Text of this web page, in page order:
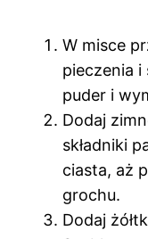
W misce
pieczenia i
puder i
Dodaj
składniki
ciasta, aż
grochu.
Dodaj